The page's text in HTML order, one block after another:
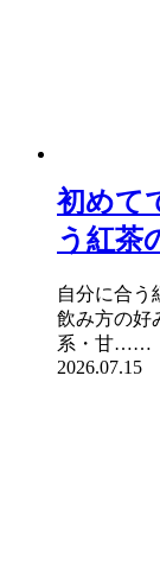
初めて
う紅茶
自分に合う
飲み方の好
系・甘……
2026.07.15